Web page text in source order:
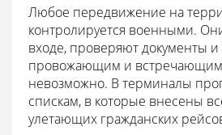
Любое передвижение на
контролируется военными.
входе, проверяют документы
провожающим и
невозможно. В терминалы
спискам, в которые внесены
улетающих гражданских